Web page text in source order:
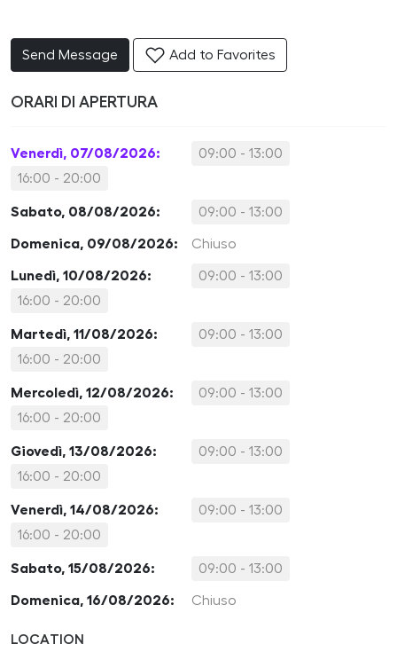
Send Message Add to Favorites
ORARI DI APERTURA
Venerdì, 07/08/2026:
09:00 - 13:00
16:00 - 20:00
Sabato, 08/08/2026: 09:00 - 13:00
Domenica, 09/08/2026: Chiuso
Lunedì, 10/08/2026:
09:00 - 13:00
16:00 - 20:00
Martedì, 11/08/2026:
09:00 - 13:00
16:00 - 20:00
Mercoledì, 12/08/2026:
09:00 - 13:00
16:00 - 20:00
Giovedì, 13/08/2026:
09:00 - 13:00
16:00 - 20:00
Venerdì, 14/08/2026:
09:00 - 13:00
16:00 - 20:00
Sabato, 15/08/2026: 09:00 - 13:00
Domenica, 16/08/2026: Chiuso
LOCATION